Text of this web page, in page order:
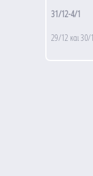
31/12-4/1
29/12 και 30/